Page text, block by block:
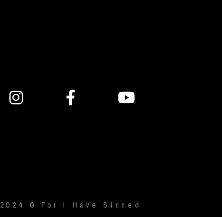
2024 © For I Have Sinned